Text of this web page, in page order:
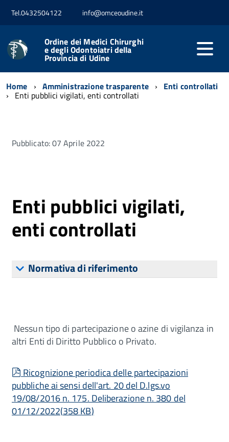
Tel.0432504122 info@omceoudine.it
Ordine dei Medici Chirurghi
e degli Odontoiatri della
Provincia di Udine
Home Amministrazione trasparente Enti controllati
Enti pubblici vigilati, enti controllati
Pubblicato: 07 Aprile 2022
Enti pubblici vigilati,
enti controllati
Normativa di riferimento
Nessun tipo di partecipazione o azine di vigilanza in
altri Enti di Diritto Pubblico o Privato.
pdf
Ricognizione periodica delle partecipazioni
pubbliche ai sensi dell'art. 20 del D.lgs.vo
19/08/2016 n. 175. Deliberazione n. 380 del
01/12/2022(358 KB)